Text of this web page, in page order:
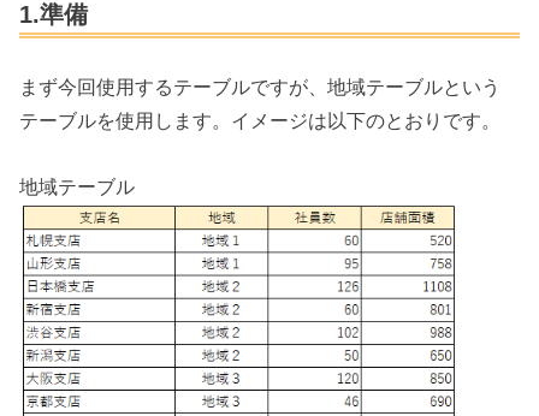
1.準備
まず今回使用するテーブルですが、地域テーブルという
テーブルを使用します。イメージは以下のとおりです。
地域テーブル